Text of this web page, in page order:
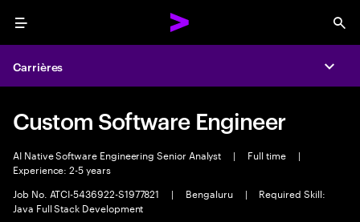
Menu
Carrières
Custom Software Engineer
AI Native Software Engineering Senior Analyst | Full time
|
Experience: 2-5 years
Job No. ATCI-5436922-S1977821
| Bengaluru |
Required Skill:
Java Full Stack Development